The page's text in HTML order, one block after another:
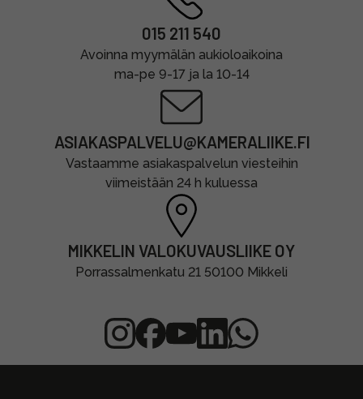
015 211 540
Avoinna myymälän aukioloaikoina
ma-pe 9-17 ja la 10-14
ASIAKASPALVELU@KAMERALIIKE.FI
Vastaamme asiakaspalvelun viesteihin
viimeistään 24 h kuluessa
MIKKELIN VALOKUVAUSLIIKE OY
Porrassalmenkatu 21 50100 Mikkeli